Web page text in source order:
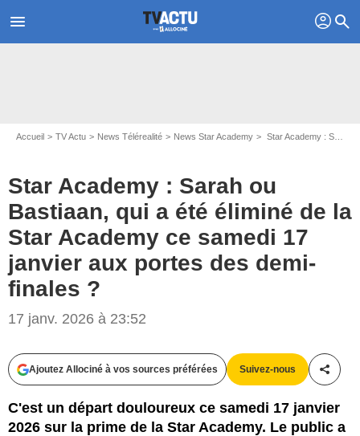
menu profil search
Accueil TV Actu News Télérealité News Star Academy Star Academy : Sarah ou Bastiaan, qui a été éliminé de la Star Academy ce samedi 17 janvier aux portes des demi-finales ?
Star Academy : Sarah ou
Bastiaan, qui a été éliminé de la
Star Academy ce samedi 17
janvier aux portes des demi-
finales ?
17 janv. 2026 à 23:52
Ajoutez Allociné à vos sources préférées Suivez-nous
C'est un départ douloureux ce samedi 17 janvier
2026 sur la prime de la Star Academy. Le public a